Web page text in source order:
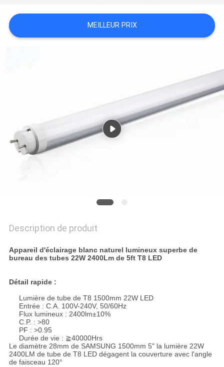
CITATION
PRIVACY
POLICY
MEILLEUR PRIX
Description de produit
Appareil d'éclairage blanc naturel lumineux superbe de
bureau des tubes 22W 2400Lm de 5ft T8 LED
Détail rapide :
Lumière de tube de T8 1500mm 22W LED
Entrée : C.A. 100V-240V, 50/60Hz
Flux lumineux : 2400lm±10%
C.P. : >80
PF : >0.95
Durée de vie : ≧40000Hrs
Le diamètre 28mm de SAMSUNG 1500mm 5" la lumière 22W
2400LM de tube de T8 LED dégagent la couverture avec l'angle
de faisceau 120°